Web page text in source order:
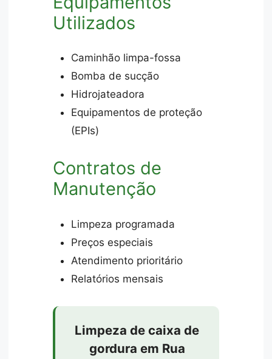
Utilizados
Caminhão limpa-fossa
Bomba de sucção
Hidrojateadora
Equipamentos de proteção
(EPIs)
Contratos de
Manutenção
Limpeza programada
Preços especiais
Atendimento prioritário
Relatórios mensais
Limpeza de caixa de
gordura em Rua